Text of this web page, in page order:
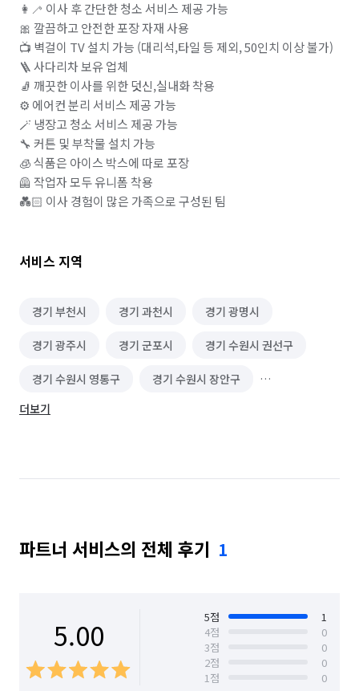
👩‍🦯 이사 후 간단한 청소 서비스 제공 가능
🎀 깔끔하고 안전한 포장 자재 사용
📺 벽걸이 TV 설치 가능 (대리석,타일 등 제외, 50인치 이상 불가)
🪜 사다리차 보유 업체
🧦 깨끗한 이사를 위한 덧신,실내화 착용
⚙️ 에어컨 분리 서비스 제공 가능
🪄 냉장고 청소 서비스 제공 가능
🔧 커튼 및 부착물 설치 가능
🧊 식품은 아이스 박스에 따로 포장
🦺 작업자 모두 유니폼 착용
💑🏻 이사 경험이 많은 가족으로 구성된 팀
서비스 지역
경기 부천시 경기 과천시 경기 광명시
경기 광주시 경기 군포시 경기 수원시 권선구
경기 수원시 영통구 경기 수원시 장안구
경기 수원시 팔달구
경기 안성시 경기 안양시 동안구
경기 용인시 기흥구 경기 용인시 수지구
서울 관악구
서울 구로구 인천 남동구
인천 부평구 충남 아산시 충남 천안시 동남구
더보기
파트너 서비스의 전체 후기 1
5.00 5점
1
4점
0
3점
0
2점
0
1점
0